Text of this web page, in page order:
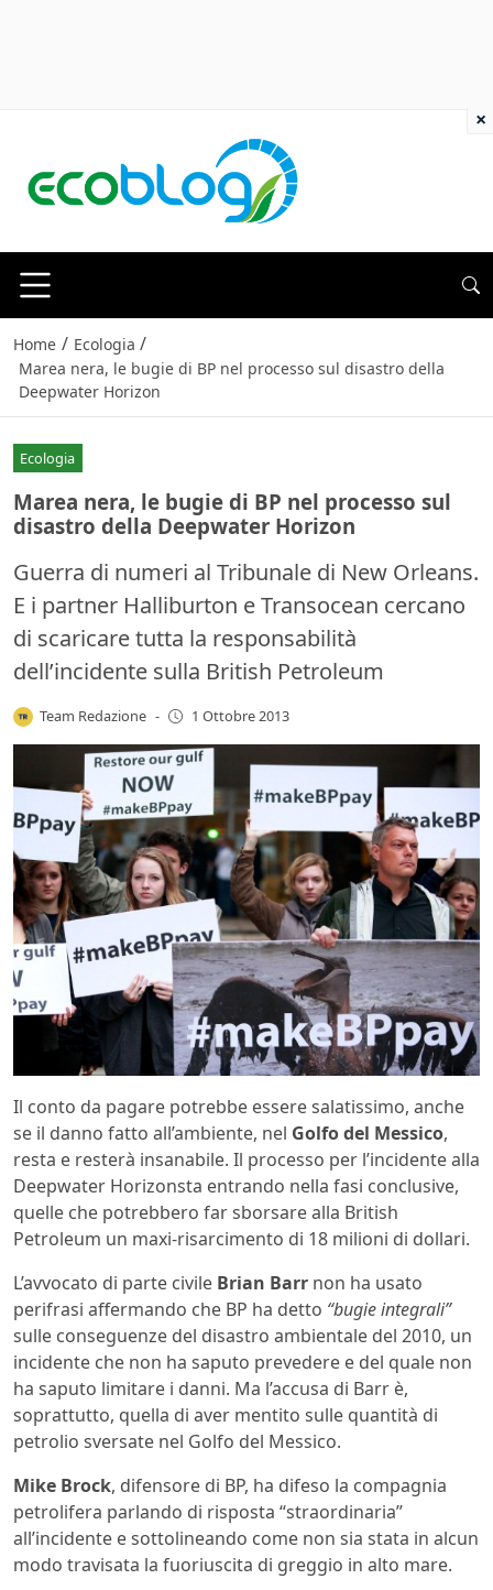
Home / Ecologia /
Marea nera, le bugie di BP nel processo sul disastro della
Deepwater Horizon
Ecologia
Marea nera, le bugie di BP nel processo sul
disastro della Deepwater Horizon
Guerra di numeri al Tribunale di New Orleans.
E i partner Halliburton e Transocean cercano
di scaricare tutta la responsabilità
dell’incidente sulla British Petroleum
Team Redazione - 1 Ottobre 2013
Il conto da pagare potrebbe essere salatissimo, anche
se il danno fatto all’ambiente, nel Golfo del Messico,
resta e resterà insanabile. Il processo per l’incidente alla
Deepwater Horizonsta entrando nella fasi conclusive,
quelle che potrebbero far sborsare alla British
Petroleum un maxi-risarcimento di 18 milioni di dollari.
L’avvocato di parte civile Brian Barr non ha usato
perifrasi affermando che BP ha detto “bugie integrali”
sulle conseguenze del disastro ambientale del 2010, un
incidente che non ha saputo prevedere e del quale non
ha saputo limitare i danni. Ma l’accusa di Barr è,
soprattutto, quella di aver mentito sulle quantità di
petrolio sversate nel Golfo del Messico.
Mike Brock, difensore di BP, ha difeso la compagnia
petrolifera parlando di risposta “straordinaria”
all’incidente e sottolineando come non sia stata in alcun
modo travisata la fuoriuscita di greggio in alto mare.
×